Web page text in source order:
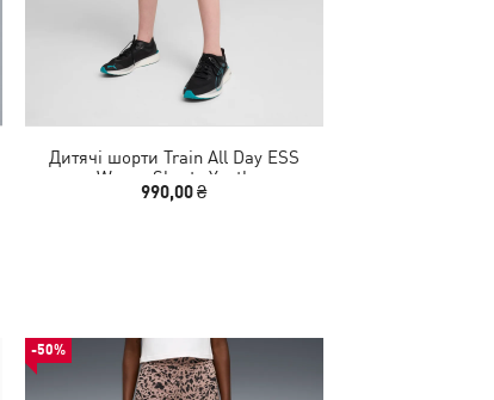
Дитячі шорти Train All Day ESS
Woven Shorts Youth
990,00 ₴
-50%